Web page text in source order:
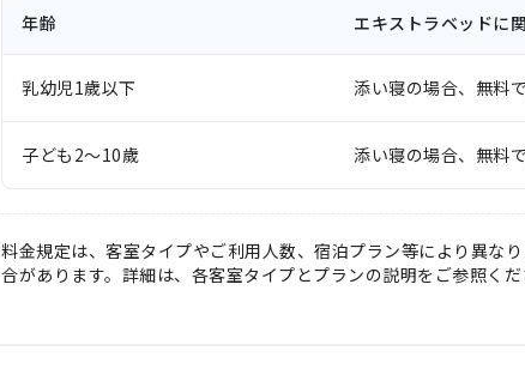
年齢
エキストラベッドに
乳幼児1歲以下 添い寝の場合、無料
子ども2～10歲 添い寝の場合、無料
料金規定は、客室タイプやご利用人数、宿泊プラン等により異な
合があります。詳細は、各客室タイプとプランの説明をご参照くだ